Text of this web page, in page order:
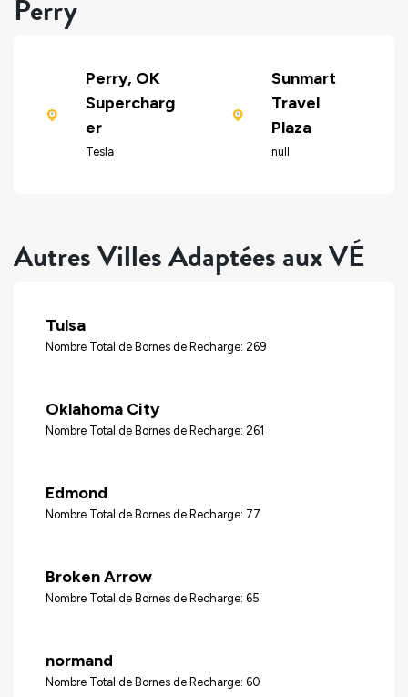
Perry
Perry, OK
Supercharg
er
Tesla
Sunmart
Travel
Plaza
null
Autres Villes Adaptées aux VÉ
Tulsa
Nombre Total de Bornes de Recharge: 269
Oklahoma City
Nombre Total de Bornes de Recharge: 261
Edmond
Nombre Total de Bornes de Recharge: 77
Broken Arrow
Nombre Total de Bornes de Recharge: 65
normand
Nombre Total de Bornes de Recharge: 60